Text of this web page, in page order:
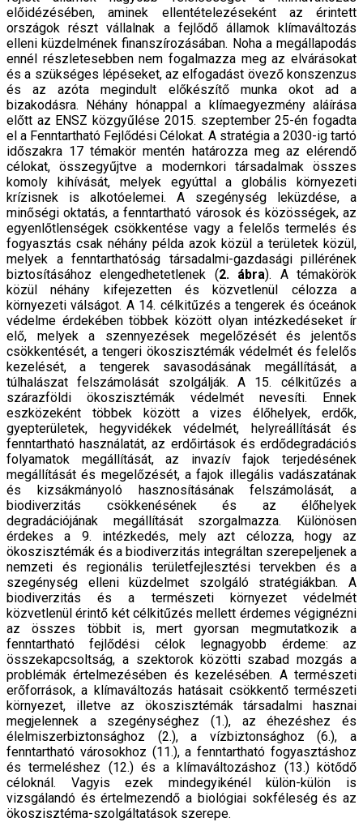
előidézésében, aminek ellentételezéseként az érintett
országok részt vállalnak a fejlődő államok klímaváltozás
elleni küzdelmének finanszírozásában. Noha a megállapodás
ennél részletesebben nem fogalmazza meg az elvárásokat
és a szükséges lépéseket, az elfogadást övező konszenzus
és az azóta megindult előkészítő munka okot ad a
bizakodásra. Néhány hónappal a klímaegyezmény aláírása
előtt az ENSZ közgyűlése 2015. szeptember 25-én fogadta
el a Fenntartható Fejlődési Célokat. A stratégia a 2030-ig tartó
időszakra 17 témakör mentén határozza meg az elérendő
célokat, összegyűjtve a modernkori társadalmak összes
komoly kihívását, melyek egyúttal a globális környezeti
krízisnek is alkotóelemei. A szegénység leküzdése, a
minőségi oktatás, a fenntartható városok és közösségek, az
egyenlőtlenségek csökkentése vagy a felelős termelés és
fogyasztás csak néhány példa azok közül a területek közül,
melyek a fenntarthatóság társadalmi-gazdasági pillérének
biztosításához elengedhetetlenek (2. ábra). A témakörök
közül néhány kifejezetten és közvetlenül célozza a
környezeti válságot. A 14. célkitűzés a tengerek és óceánok
védelme érdekében többek között olyan intézkedéseket ír
elő, melyek a szennyezések megelőzését és jelentős
csökkentését, a tengeri ökoszisztémák védelmét és felelős
kezelését, a tengerek savasodásának megállítását, a
túlhalászat felszámolását szolgálják. A 15. célkitűzés a
szárazföldi ökoszisztémák védelmét nevesíti. Ennek
eszközeként többek között a vizes élőhelyek, erdők,
gyepterületek, hegyvidékek védelmét, helyreállítását és
fenntartható használatát, az erdőirtások és erdődegradációs
folyamatok megállítását, az invazív fajok terjedésének
megállítását és megelőzését, a fajok illegális vadászatának
és kizsákmányoló hasznosításának felszámolását, a
biodiverzitás csökkenésének és az élőhelyek
degradációjának megállítását szorgalmazza. Különösen
érdekes a 9. intézkedés, mely azt célozza, hogy az
ökoszisztémák és a biodiverzitás integráltan szerepeljenek a
nemzeti és regionális területfejlesztési tervekben és a
szegénység elleni küzdelmet szolgáló stratégiákban. A
biodiverzitás és a természeti környezet védelmét
közvetlenül érintő két célkitűzés mellett érdemes végignézni
az összes többit is, mert gyorsan megmutatkozik a
fenntartható fejlődési célok legnagyobb érdeme: az
összekapcsoltság, a szektorok közötti szabad mozgás a
problémák értelmezésében és kezelésében. A természeti
erőforrások, a klímaváltozás hatásait csökkentő természeti
környezet, illetve az ökoszisztémák társadalmi hasznai
megjelennek a szegénységhez (1.), az éhezéshez és
élelmiszerbiztonsághoz (2.), a vízbiztonsághoz (6.), a
fenntartható városokhoz (11.), a fenntartható fogyasztáshoz
és termeléshez (12.) és a klímaváltozáshoz (13.) kötődő
céloknál. Vagyis ezek mindegyikénél külön-külön is
vizsgálandó és értelmezendő a biológiai sokféleség és az
ökoszisztéma-szolgáltatások szerepe.